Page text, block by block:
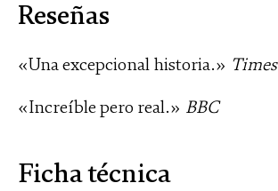
Reseñas
«Una excepcional historia.» Times
«Increíble pero real.» BBC
Ficha técnica